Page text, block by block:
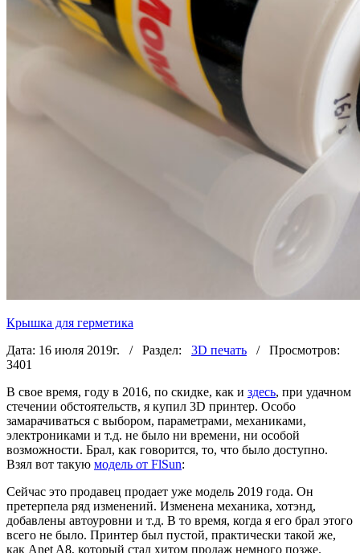
Крышка для герметика
Дата: 16 июля 2019г. / Раздел: 3D печать / Просмотров:
3401
В свое время, году в 2016, по скидке, как и здесь, при удачном
стечении обстоятельств, я купил 3D принтер. Особо
замарачиваться с выбором, параметрами, механиками,
электрониками и т.д. не было ни времени, ни особой
возможности. Брал, как говорится, то, что было доступно.
Взял вот такую модель от FlSun:
Сейчас это продавец продает уже модель 2019 года. Он
претерпела ряд изменений. Изменена механика, хотэнд,
добавлены автоуровни и т.д. В то время, когда я его брал этого
всего не было. Принтер был пустой, практически такой же,
как Anet A8, который стал хитом продаж немного позже.